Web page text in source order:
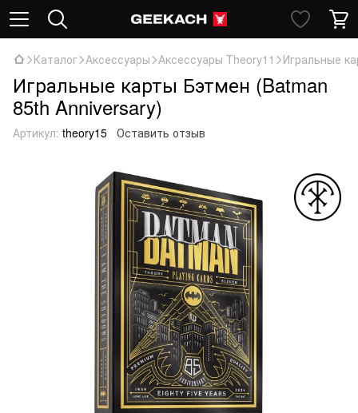
Каталог Аксессуары Аксессуары Theory11 Игральные
Игральные карты Бэтмен (Batman
85th Anniversary)
Артикул: theory15 Оставить отзыв